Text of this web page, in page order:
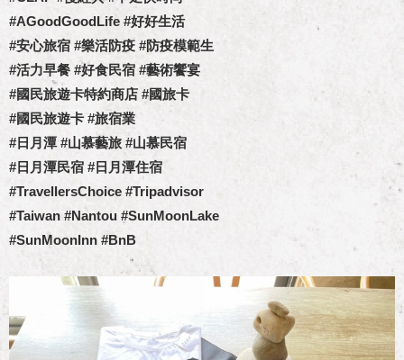
#AGoodGoodLife ​#好好生活 ​
#安心旅宿 #樂活防疫 #防疫模範生
#活力早餐 #好食民宿 #藝術饗宴
#國民旅遊卡特約商店 #國旅卡
#國民旅遊卡 #旅宿業
#日月潭 #山慕藝旅 #山慕民宿
#日月潭民宿 #日月潭住宿
#TravellersChoice #Tripadvisor
#Taiwan #Nantou #SunMoonLake
#SunMoonInn #BnB